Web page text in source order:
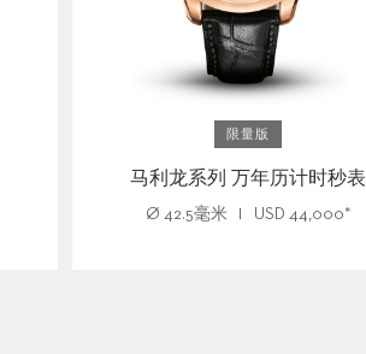
限量版
马利龙系列 万年历计时秒表
Ø 42.5毫米 USD 44,000*